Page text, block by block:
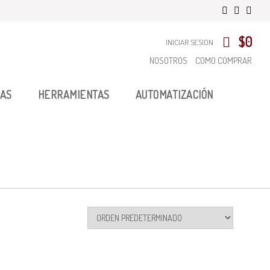
$0
INICIAR SESION
NOSOTROS COMO COMPRAR
HERRAMIENTAS AUTOMATIZACIÓN